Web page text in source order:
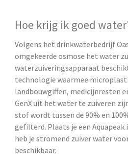
Hoe krijg ik goed
Volgens het drinkwaterbedrijf
omgekeerde osmose het water
waterzuiveringsapparaat
technologie waarmee
landbouwgiffen, medicijnresten
GenX uit het water te zuiveren
stof wordt tussen de 90% en
gefilterd. Plaats je een Aquapeak
heb je stromend zuiver water
beschikbaar.